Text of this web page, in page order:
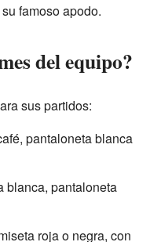
famoso apodo.
del equipo?
sus partidos:
pantaloneta blanca
blanca, pantaloneta
roja o negra, con